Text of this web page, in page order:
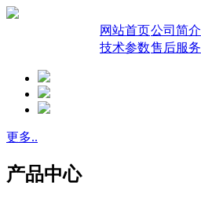
网站首页公司简介
技术参数售后服务
更多..
产品中心